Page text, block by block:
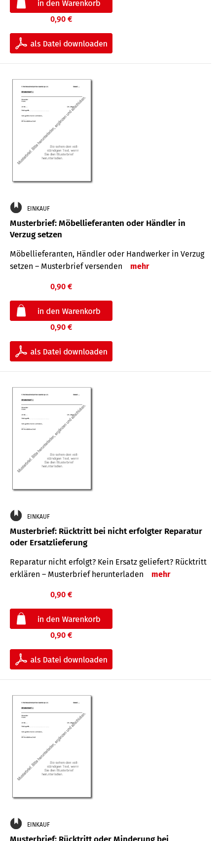
0,90 €
EINKAUF
Musterbrief: Möbellieferanten oder Händler in
Verzug setzen
Möbellieferanten, Händler oder Handwerker in Verzug
setzen – Musterbrief versenden
mehr
0,90 €
0,90 €
EINKAUF
Musterbrief: Rücktritt bei nicht erfolgter Reparatur
oder Ersatzlieferung
Reparatur nicht erfolgt? Kein Ersatz geliefert? Rücktritt
erklären – Musterbrief herunterladen
mehr
0,90 €
0,90 €
EINKAUF